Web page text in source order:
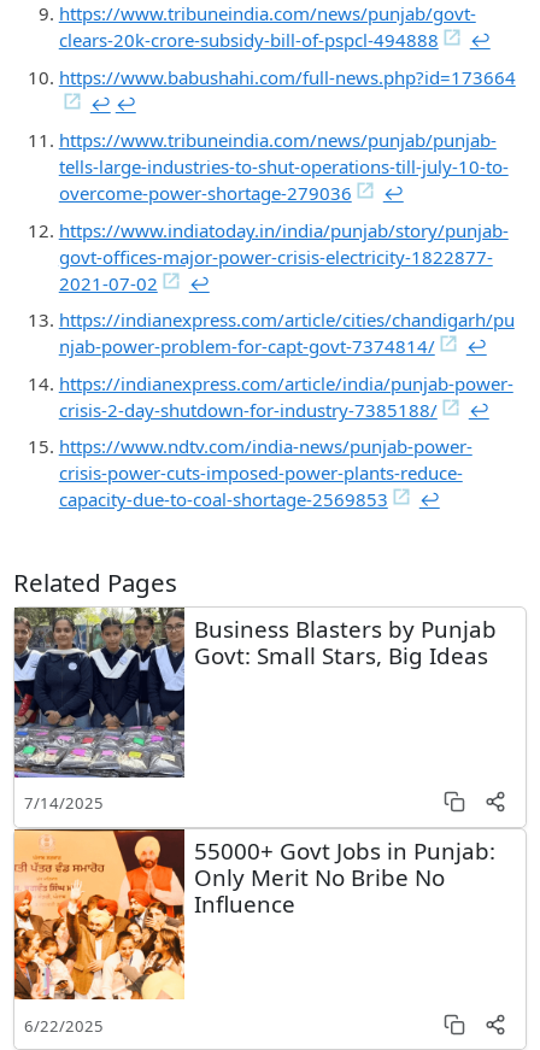
https://www.tribuneindia.com/news/punjab/govt-
clears-20k-crore-subsidy-bill-of-pspcl-494888
↩︎
https://www.babushahi.com/full-news.php?id=173664
↩︎ ↩︎
https://www.tribuneindia.com/news/punjab/punjab-
tells-large-industries-to-shut-operations-till-july-10-to-
overcome-power-shortage-279036
↩︎
https://www.indiatoday.in/india/punjab/story/punjab-
govt-offices-major-power-crisis-electricity-1822877-
2021-07-02
↩︎
https://indianexpress.com/article/cities/chandigarh/pu
njab-power-problem-for-capt-govt-7374814/
↩︎
https://indianexpress.com/article/india/punjab-power-
crisis-2-day-shutdown-for-industry-7385188/
↩︎
https://www.ndtv.com/india-news/punjab-power-
crisis-power-cuts-imposed-power-plants-reduce-
capacity-due-to-coal-shortage-2569853
↩︎
Related Pages
Business Blasters by Punjab
Govt: Small Stars, Big Ideas
7/14/2025
55000+ Govt Jobs in Punjab:
Only Merit No Bribe No
Influence
6/22/2025